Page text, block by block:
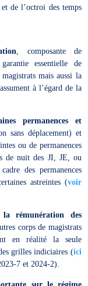
de l’octroi des temps
, composante de
essentielle de
mais aussi la
à l’égard de la
permanences et
sans déplacement) et
ou de permanences
de nuit des JI, JE, ou
des permanences
astreintes (voir
rémunération des
corps de magistrats
en réalité la seule
grilles indiciaires (ici
7 et 2024-2).